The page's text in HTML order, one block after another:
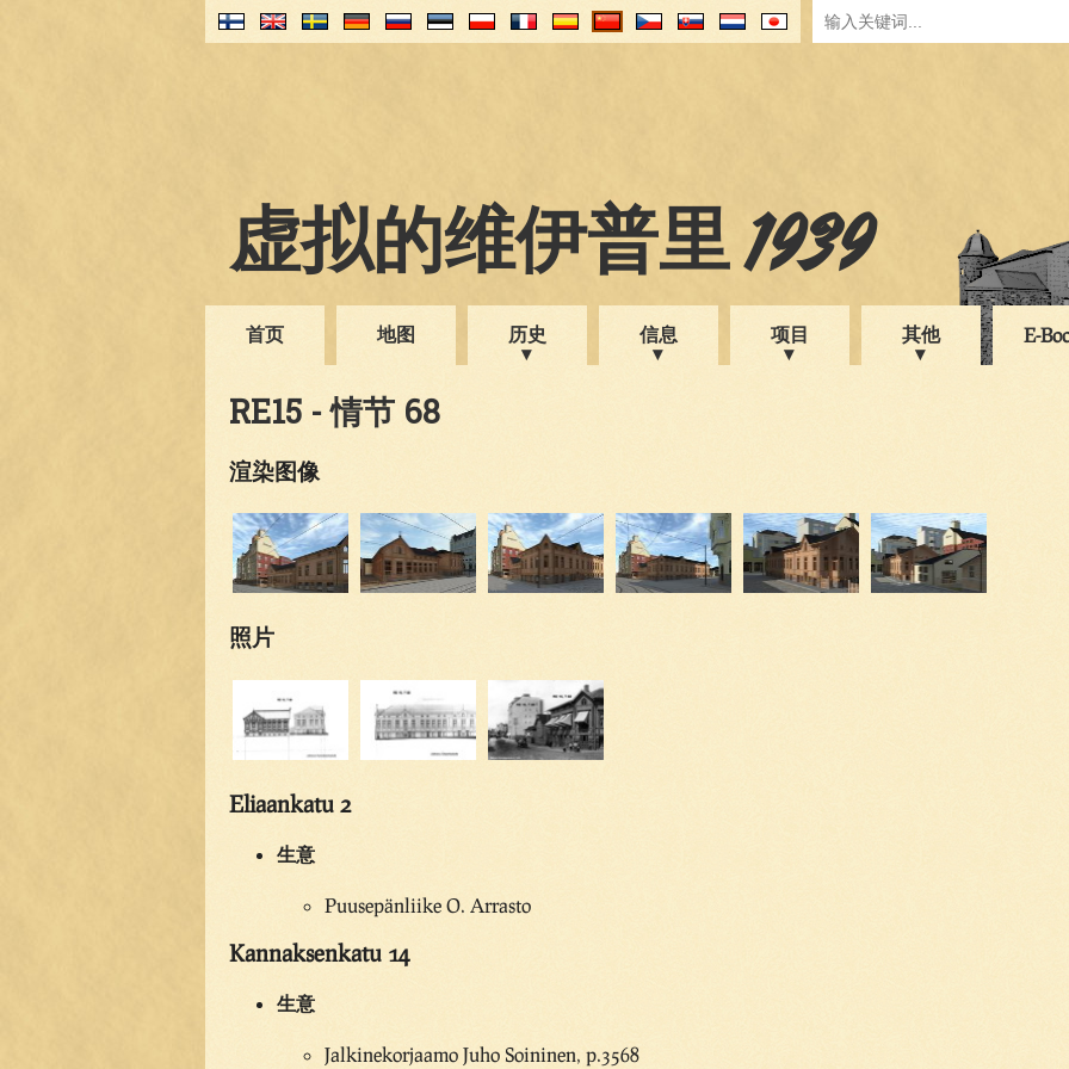
虚拟的维伊普里 1939
首页 地图 历史 信息 项目 其他 E-
RE15 - 情节 68
渲染图像
照片
Eliaankatu 2
生意
Puusepänliike O. Arrasto
Kannaksenkatu 14
生意
Jalkinekorjaamo Juho Soininen, p.3568